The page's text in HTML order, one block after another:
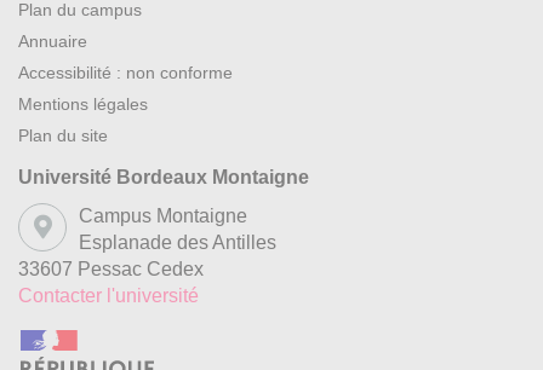
Plan du campus
Annuaire
Accessibilité : non conforme
Mentions légales
Plan du site
Université Bordeaux Montaigne
Campus Montaigne
Esplanade des Antilles
33607 Pessac Cedex
Contacter l'université